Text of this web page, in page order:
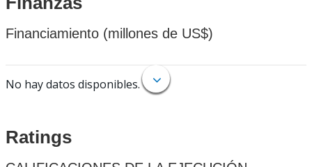
Financiamiento (millones de US$)
No hay datos disponibles.
Ratings